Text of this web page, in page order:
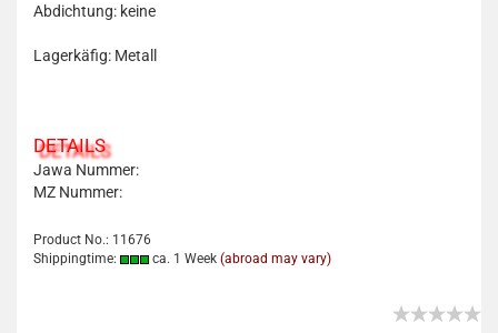
Abdichtung: keine
Lagerkäfig: Metall
DETAILS
Jawa Nummer:
MZ Nummer:
Product No.: 11676
Shippingtime:
ca. 1 Week (abroad may vary)